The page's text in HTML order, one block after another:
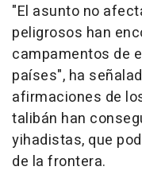
"El asunto no
peligrosos han
campamentos de
países", ha
afirmaciones de
talibán han
yihadistas, que
de la frontera.